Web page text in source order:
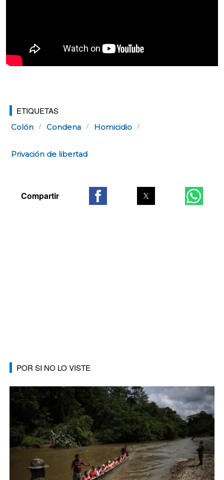
ETIQUETAS
Colón Condena Homicidio
Privación de libertad
POR SI NO LO VISTE